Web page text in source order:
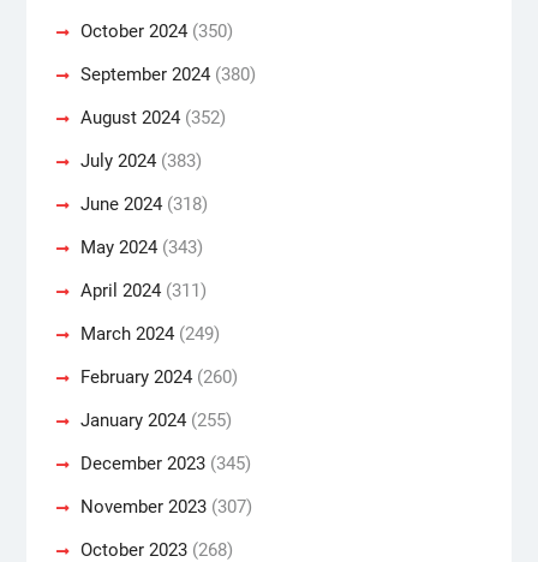
October 2024(350)
September 2024(380)
August 2024(352)
July 2024(383)
June 2024(318)
May 2024(343)
April 2024(311)
March 2024(249)
February 2024(260)
January 2024(255)
December 2023(345)
November 2023(307)
October 2023(268)